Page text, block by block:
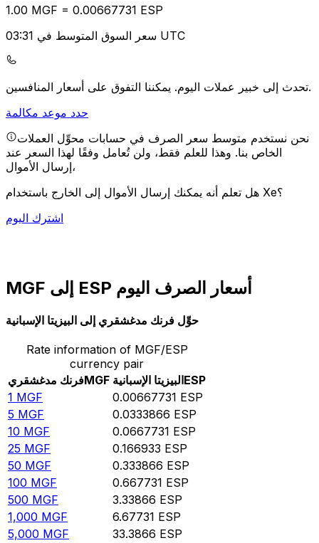
1.00 MGF = 0.00667731 ESP
سعر السوق المتوسط في 03:31 UTC
تحدث إلى خبير عملات اليوم.يمكننا التفوق على أسعار المنافسين.
حدد موعد مكالمة
نحن نستخدم متوسط سعر الصرف في حسابات محوِّل العملات
الخاص بنا. وهذا للعلم فقط، ولن تُعامل وفقًا لهذا السعر عند
إرسال الأموال،
هل تعلم أنه يمكنك إرسال الأموال إلى الخارج باستخدام Xe؟
اشترك اليوم
MGF إلى ESP أسعار الصرف اليوم
حوِّل فرنك مدغشقري إلى البيزيتا الإسبانية
Rate information of MGF/ESP
currency pair
فرنك مدغشقريMGF البيزيتا الإسبانيةESP
1 MGF 0.00667731 ESP
5 MGF 0.0333866 ESP
10 MGF 0.0667731 ESP
25 MGF 0.166933 ESP
50 MGF 0.333866 ESP
100 MGF 0.667731 ESP
500 MGF 3.33866 ESP
1,000 MGF 6.67731 ESP
5,000 MGF 33.3866 ESP